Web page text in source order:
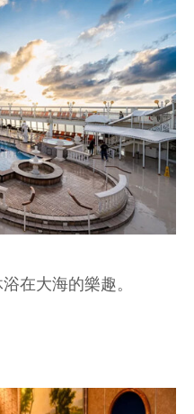
在大海的樂趣。